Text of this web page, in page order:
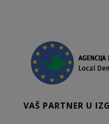
VAŠ PARTNER U